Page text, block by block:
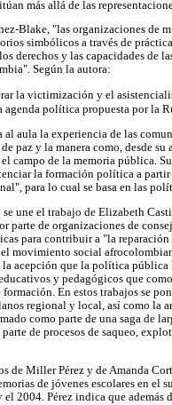
más allá de las
Blake, "las organizaciones de
simbólicos a través de
derechos y las capacidades de
Según la autora:
la victimización y el
agenda política propuesta por la
al aula la experiencia de las
paz y la manera como, desde
campo de la memoria pública.
la formación política a
para lo cual se basa en las
une el trabajo de Elizabeth
parte de organizaciones de
para contribuir a "la
movimiento social
la acepción que la política
y pedagógicos que
En estos trabajos se
regional y local, así como la
como parte de una saga de
de procesos de saqueo,
de Miller Pérez y de Amanda
de jóvenes escolares en
2004. Pérez indica que además